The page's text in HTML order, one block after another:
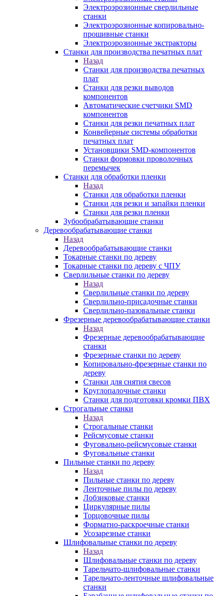
Электроэрозионные сверлильные
станки
Электроэрозионные копировально-
прошивные станки
Электроэрозионные экстракторы
Станки для производства печатных плат
Назад
Станки для производства печатных
плат
Станки для резки выводов
компонентов
Автоматические счетчики SMD
компонентов
Станки для резки печатных плат
Конвейерные системы обработки
печатных плат
Установщики SMD-компонентов
Станки формовки проволочных
перемычек
Станки для обработки пленки
Назад
Станки для обработки пленки
Станки для резки и запайки пленки
Станки для резки пленки
Зубообрабатывающие станки
Деревообрабатывающие станки
Назад
Деревообрабатывающие станки
Токарные станки по дереву
Токарные станки по дереву с ЧПУ
Сверлильные станки по дереву
Назад
Сверлильные станки по дереву
Сверлильно-присадочные станки
Сверлильно-пазовальные станки
Фрезерные деревообрабатывающие станки
Назад
Фрезерные деревообрабатывающие
станки
Фрезерные станки по дереву
Копировально-фрезерные станки по
дереву
Станки для снятия свесов
Круглопалочные станки
Станки для подготовки кромки ПВХ
Строгальные станки
Назад
Строгальные станки
Рейсмусовые станки
Фуговально-рейсмусовые станки
Фуговальные станки
Пильные станки по дереву
Назад
Пильные станки по дереву
Ленточные пилы по дереву
Лобзиковые станки
Циркулярные пилы
Торцовочные пилы
Форматно-раскроечные станки
Усозарезные станки
Шлифовальные станки по дереву
Назад
Шлифовальные станки по дереву
Тарельчато-шлифовальные станки
Тарельчато-ленточные шлифовальные
станки